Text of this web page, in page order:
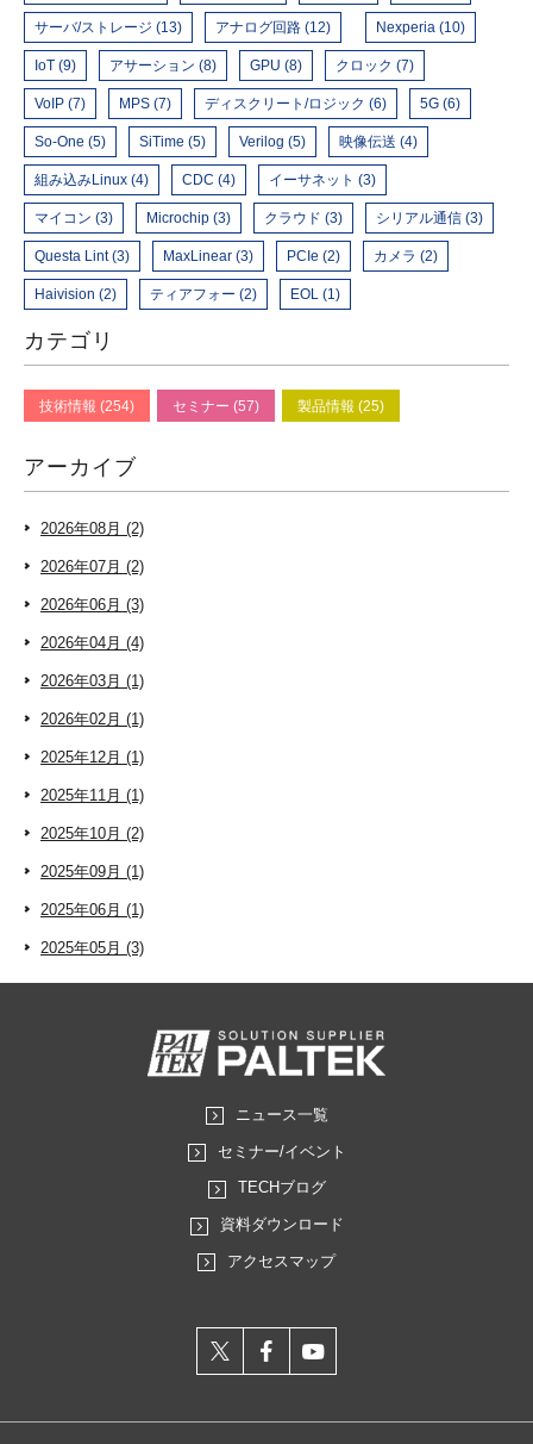
サーバ/ストレージ (13) アナログ回路 (12) Nexperia (10)
IoT (9) アサーション (8) GPU (8) クロック (7)
VoIP (7) MPS (7) ディスクリート/ロジック (6) 5G (6)
So-One (5) SiTime (5) Verilog (5) 映像伝送 (4)
組み込みLinux (4) CDC (4) イーサネット (3)
マイコン (3) Microchip (3) クラウド (3) シリアル通信 (3)
Questa Lint (3) MaxLinear (3) PCIe (2) カメラ (2)
Haivision (2) ティアフォー (2) EOL (1)
カテゴリ
技術情報 (254) セミナー (57) 製品情報 (25)
アーカイブ
2026年08月 (2)
2026年07月 (2)
2026年06月 (3)
2026年04月 (4)
2026年03月 (1)
2026年02月 (1)
2025年12月 (1)
2025年11月 (1)
2025年10月 (2)
2025年09月 (1)
2025年06月 (1)
2025年05月 (3)
ニュース一覧
セミナー/イベント
TECHブログ
資料ダウンロード
アクセスマップ
X facebook